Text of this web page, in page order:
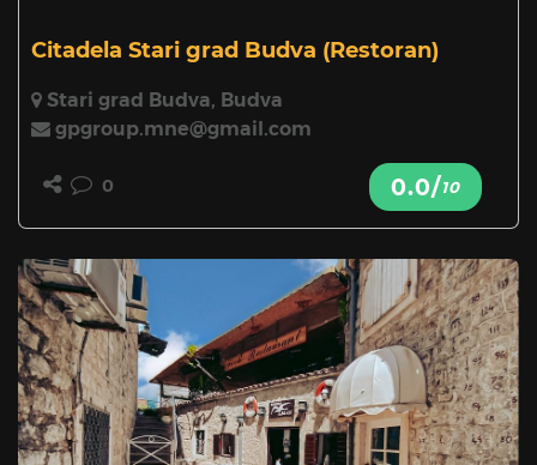
Citadela Stari grad Budva (Restoran)
Stari grad Budva, Budva
gpgroup.mne@gmail.com
0 0.0/10